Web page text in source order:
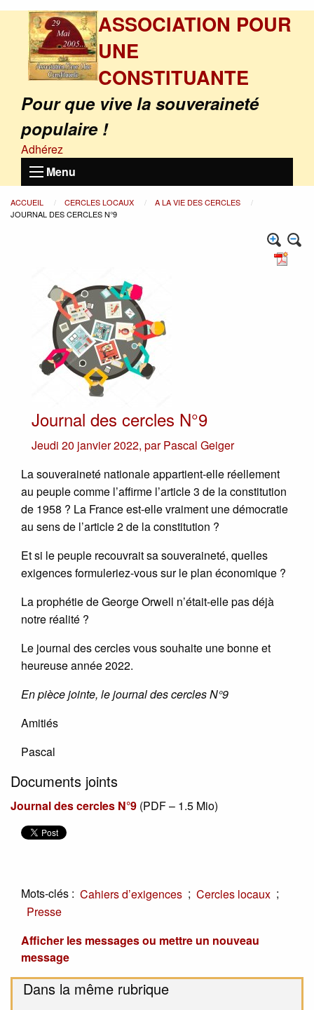
ASSOCIATION POUR
UNE
CONSTITUANTE
Pour que vive la souveraineté
populaire !
Adhérez
Menu
ACCUEIL CERCLES LOCAUX
A LA VIE DES CERCLES
JOURNAL DES CERCLES N°9
Journal des cercles N°9
Jeudi 20 janvier 2022, parPascal Geiger
La souveraineté nationale appartient-elle réellement
au peuple comme l’affirme l’article 3 de la constitution
de 1958 ? La France est-elle vraiment une démocratie
au sens de l’article 2 de la constitution ?
Et si le peuple recouvrait sa souveraineté, quelles
exigences formuleriez-vous sur le plan économique ?
La prophétie de George Orwell n’était-elle pas déjà
notre réalité ?
Le journal des cercles vous souhaite une bonne et
heureuse année 2022.
En pièce jointe, le journal des cercles N°9
Amitiés
Pascal
Documents joints
Journal des cercles N°9 (PDF – 1.5 Mio)
Mots-clés : Cahiers d’exigences ; Cercles locaux ;
Presse
Afficher les messages ou mettre un nouveau
message
Dans la même rubrique